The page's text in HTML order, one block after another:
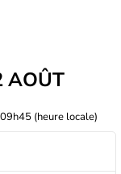
AOÛT
09h45 (heure locale)